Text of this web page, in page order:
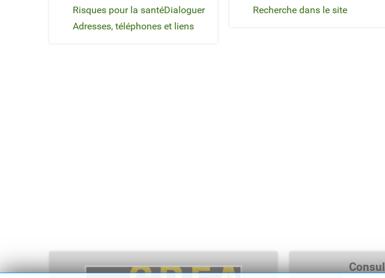
Risques pour la santéDialoguer
Adresses, téléphones et liens
Recherche dans le site